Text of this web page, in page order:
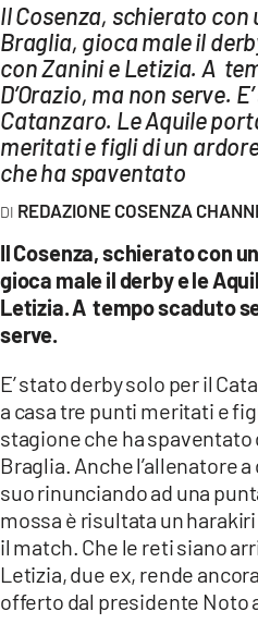
SANITÀ
SPORT
CULTURA
AMBIENTE
LAC NETWORK
LAC ONAIR
LaC
Network
LACPLAY.IT
LACTV.IT
LACONAIR.IT
LACITYMAG.IT
ILREGGINO.IT
Il Cosenza, schierato con
Braglia, gioca male il
con Zanini e Letizia. A
D’Orazio, ma non serve.
Catanzaro. Le Aquile
meritati e figli di un
che ha spaventato
REDAZIONE COSENZA
Il Cosenza, schierato con
gioca male il derby e le
Letizia. A tempo scaduto
serve.
E’ stato derby solo per il
a casa tre punti meritati e
stagione che ha
Braglia. Anche l’allenatore
suo rinunciando ad una
mossa è risultata un
il match. Che le reti siano
Letizia, due ex, rende
offerto dal presidente Noto